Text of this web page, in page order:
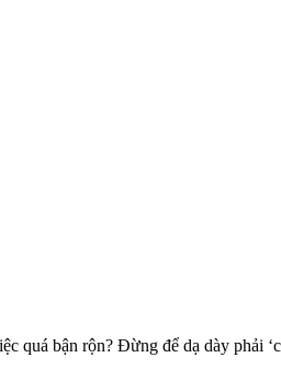
bận rộn? Đừng để dạ dày phải